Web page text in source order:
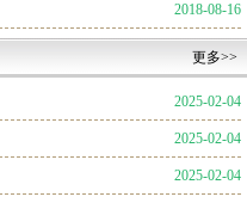
2018-08-16
更多>>
2025-02-04
2025-02-04
2025-02-04